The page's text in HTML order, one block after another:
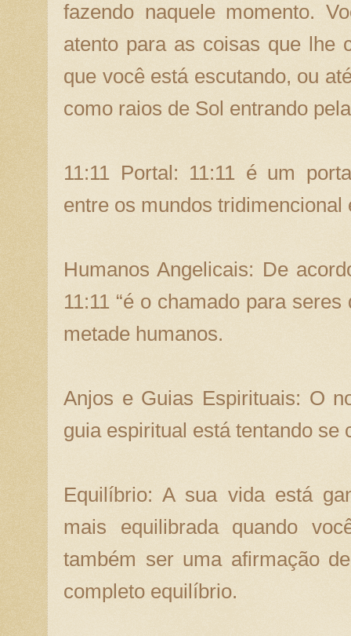
fazendo naquele momento.
atento para as coisas que lhe
que você está escutando, ou
como raios de Sol entrando
11:11 Portal: 11:11 é um
entre os mundos tridimencional
Humanos Angelicais: De
11:11 “é o chamado para
metade humanos.
Anjos e Guias Espirituais: O
guia espiritual está tentando se
Equilíbrio: A sua vida está
mais equilibrada quando
também ser uma afirmação
completo equilíbrio.